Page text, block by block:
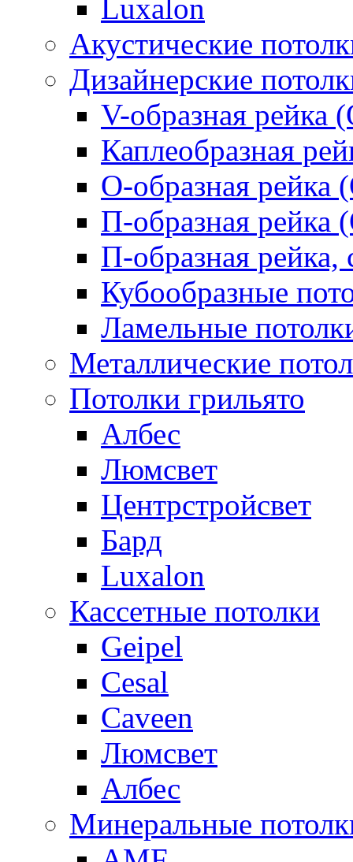
Luxalon
Акустические
Дизайнерские
V-образная рейка
Каплеобразная
О-образная рейка
П-образная рейка
П-образная
Кубообразные
Ламельные
Металлические
Потолки грильято
Албес
Люмсвет
Центрстройсвет
Бард
Luxalon
Кассетные потолки
Geipel
Cesal
Caveen
Люмсвет
Албес
Минеральные